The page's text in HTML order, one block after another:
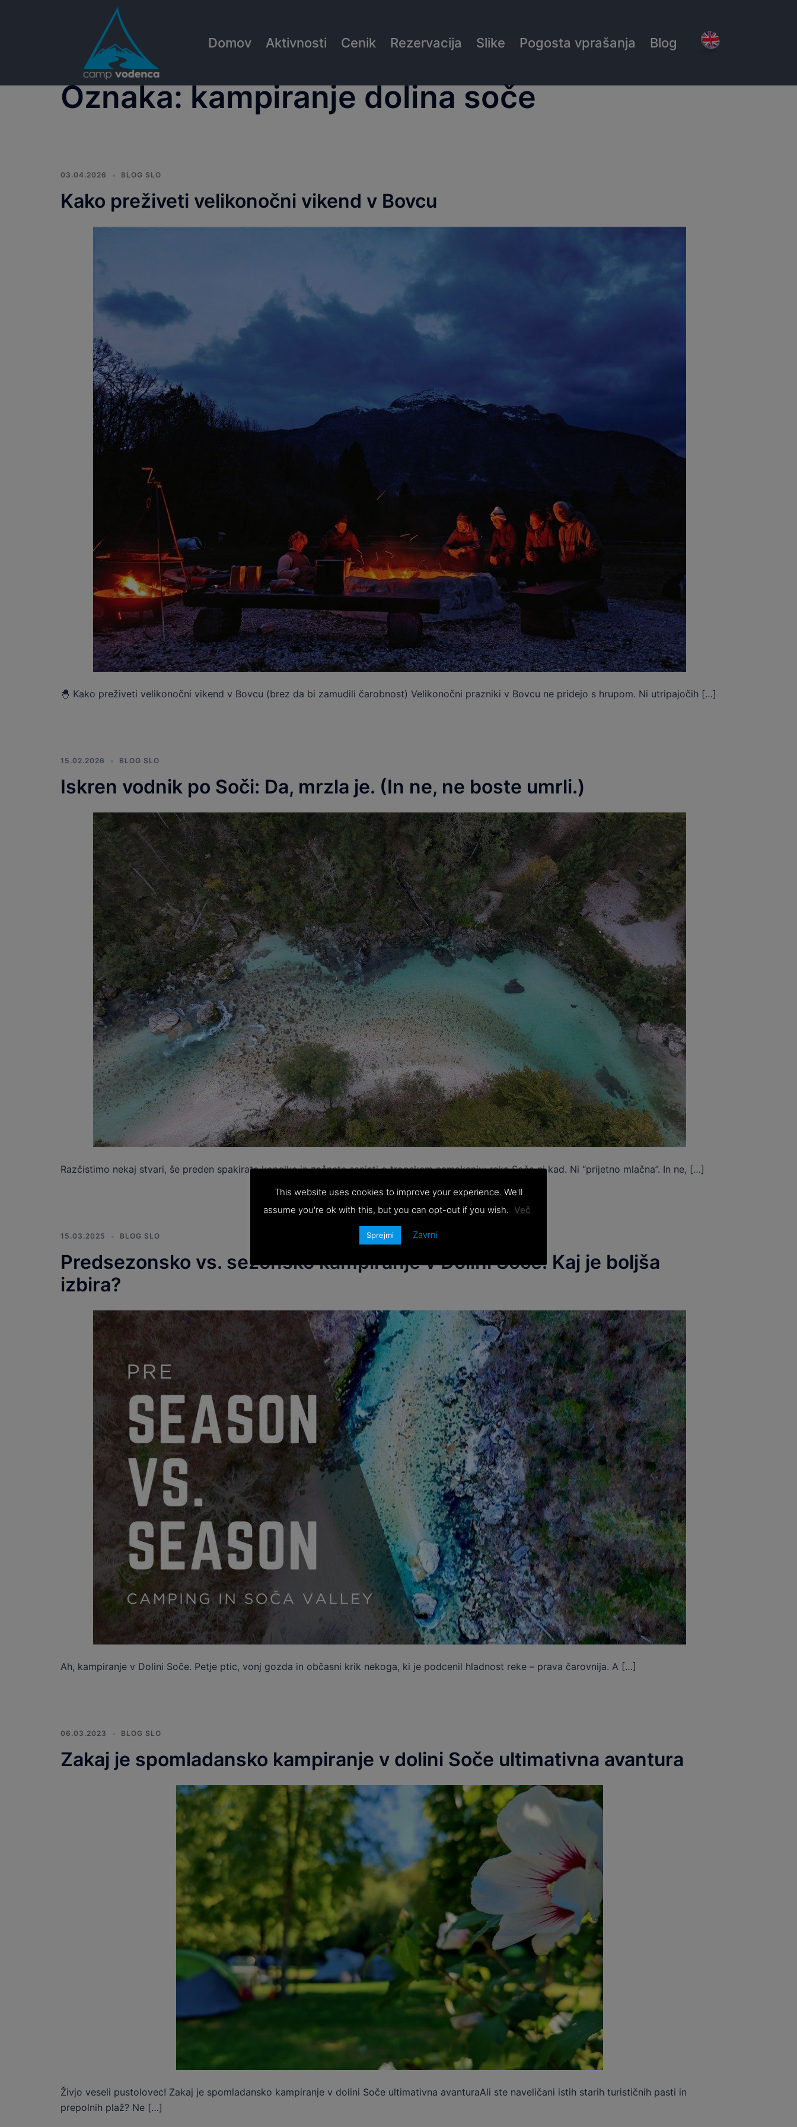
Domov Aktivnosti Cenik Rezervacija Slike Pogosta vprašanja Blog
Oznaka:kampiranje dolina soče
03.04.2026 BLOG SLO
Kako preživeti velikonočni vikend v Bovcu
🐣 Kako preživeti velikonočni vikend v Bovcu (brez da bi zamudili čarobnost) Velikonočni prazniki v Bovcu ne pridejo s hrupom. Ni utripajočih […]
15.02.2026 BLOG SLO
Iskren vodnik po Soči: Da, mrzla je. (In ne, ne boste umrli.)
Razčistimo nekaj stvari, še preden spakirate kopalke in začnete sanjati o tropskem namakanju: reka Soča ni kad. Ni “prijetno mlačna”. In ne, […]
15.03.2025 BLOG SLO
Predsezonsko vs. sezonsko kampiranje v Dolini Soče: Kaj je boljša
izbira?
Ah, kampiranje v Dolini Soče. Petje ptic, vonj gozda in občasni krik nekoga, ki je podcenil hladnost reke – prava čarovnija. A […]
06.03.2023 BLOG SLO
Zakaj je spomladansko kampiranje v dolini Soče ultimativna avantura
Živjo veseli pustolovec! Zakaj je spomladansko kampiranje v dolini Soče ultimativna avanturaAli ste naveličani istih starih turističnih pasti in
prepolnih plaž? Ne […]
This website uses cookies to improve your experience. We'll
assume you're ok with this, but you can opt-out if you wish. Več
Sprejmi Zavrni